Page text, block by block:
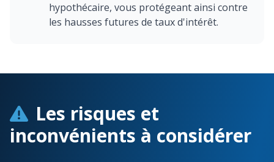
hypothécaire, vous protégeant ainsi contre
les hausses futures de taux d'intérêt.
Les risques et
inconvénients à considérer